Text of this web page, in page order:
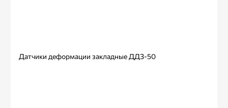
Датчики деформации закладные ДДЗ-50